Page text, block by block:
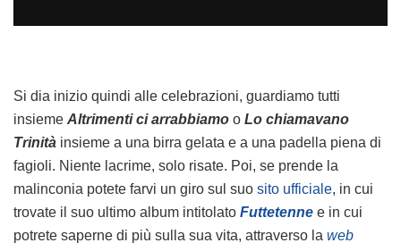
Si dia inizio quindi alle celebrazioni, guardiamo tutti
insieme Altrimenti ci arrabbiamo o Lo chiamavano
Trinità insieme a una birra gelata e a una padella piena di
fagioli. Niente lacrime, solo risate. Poi, se prende la
malinconia potete farvi un giro sul suo sito ufficiale, in cui
trovate il suo ultimo album intitolato Futtetenne e in cui
potrete saperne di più sulla sua vita, attraverso la web